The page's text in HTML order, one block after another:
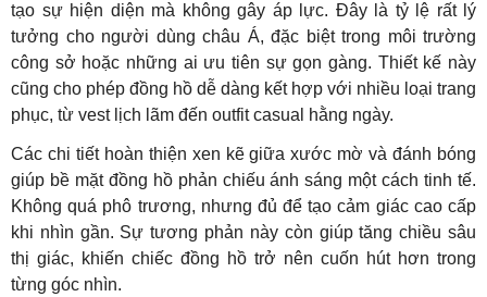
tạo sự hiện diện mà không gây áp lực. Đây là tỷ lệ rất lý
tưởng cho người dùng châu Á, đặc biệt trong môi trường
công sở hoặc những ai ưu tiên sự gọn gàng. Thiết kế này
cũng cho phép đồng hồ dễ dàng kết hợp với nhiều loại trang
phục, từ vest lịch lãm đến outfit casual hằng ngày.
Các chi tiết hoàn thiện xen kẽ giữa xước mờ và đánh bóng
giúp bề mặt đồng hồ phản chiếu ánh sáng một cách tinh tế.
Không quá phô trương, nhưng đủ để tạo cảm giác cao cấp
khi nhìn gần. Sự tương phản này còn giúp tăng chiều sâu
thị giác, khiến chiếc đồng hồ trở nên cuốn hút hơn trong
từng góc nhìn.